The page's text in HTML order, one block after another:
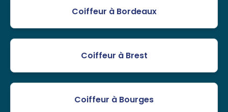
Coiffeur à Bordeaux
Coiffeur à Brest
Coiffeur à Bourges